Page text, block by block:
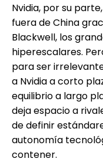
Nvidia, por su
fuera de China
Blackwell, los
hiperescalares.
para ser
a Nvidia a corto
equilibrio a largo
deja espacio a
de definir
autonomía
contener.